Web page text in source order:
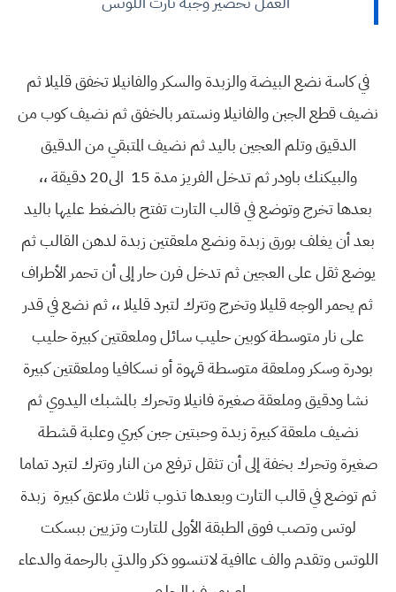
في كاسة نضع البيضة والزبدة والسكر والفانيلا تخفق قليلا ثم
نضيف قطع الجبن والفانيلا ونستمر بالخفق ثم نضيف كوب من
الدقيق وتلم العجين باليد ثم نضيف المتبقي من الدقيق
والبيكنك باودر ثم تدخل الفريز مدة 15 الى20 دقيقة ،،
بعدها تخرج وتوضع في قالب التارت تفتح بالضغط عليها باليد
بعد أن يغلف بورق زبدة ونضع ملعقتين زبدة لدهن القالب ثم
يوضع ثقل على العجين ثم تدخل فرن حار إلى أن تحمر الأطراف
ثم يحمر الوجه قليلا وتخرج وتترك لتبرد قليلا ،، ثم نضع في قدر
على نار متوسطة كوبين حليب سائل وملعقتين كبيرة حليب
بودرة وسكر وملعقة متوسطة قهوة أو نسكافيا وملعقتين كبيرة
نشا ودقيق وملعقة صغيرة فانيلا وتحرك بالمشبك اليدوي ثم
نضيف ملعقة كبيرة زبدة وحبتين جبن كيري وعلبة قشطة
صغيرة وتحرك بخفة إلى أن تثقل ترفع من النار وتترك لتبرد تماما
ثم توضع في قالب التارت وبعدها تذوب ثلاث ملاعق كبيرة زبدة
لوتس وتصب فوق الطبقة الأولى للتارت وتزيين ببسكت
اللوتس وتقدم والف عاافية لاتنسوو ذكر والدتي بالرحمة والدعاء